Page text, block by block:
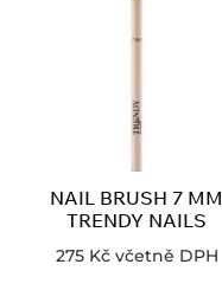
NAIL BRUSH 7 MM
TRENDY NAILS
275 Kč včetně DPH